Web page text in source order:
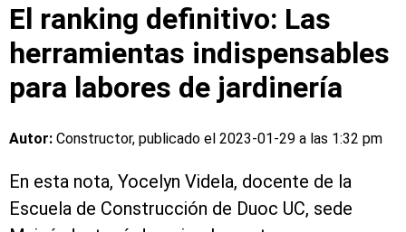
El ranking definitivo: Las
herramientas indispensables
para labores de jardinería
Autor: Constructor, publicado el 2023-01-29 a las 1:32 pm
En esta nota, Yocelyn Videla, docente de la
Escuela de Construcción de Duoc UC, sede